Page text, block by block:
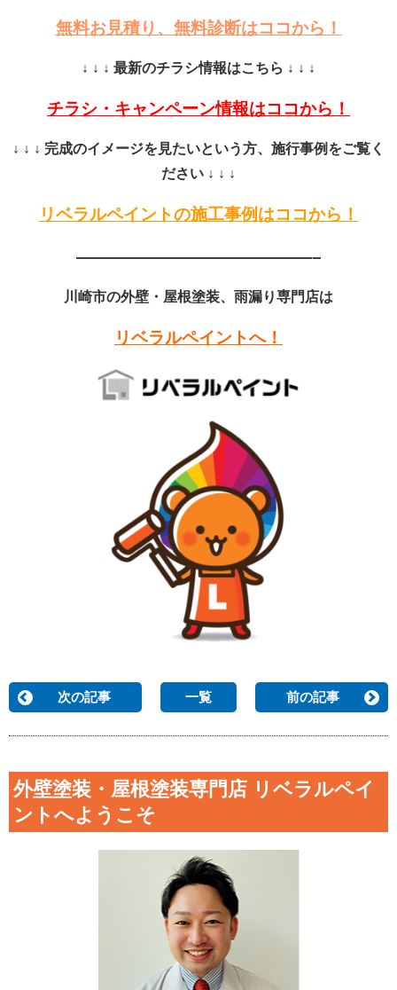
無料お見積り、無料診断はココから！
↓ ↓ ↓ 最新のチラシ情報はこちら ↓ ↓ ↓
チラシ・キャンペーン情報はココから！
↓ ↓ ↓ 完成のイメージを見たいという方、施行事例をご覧く
ださい ↓ ↓ ↓
リベラルペイントの施工事例はココから！
——————————————–
川崎市の外壁・屋根塗装、雨漏り専門店は
リベラルペイントへ！
次の記事 一覧 前の記事
外壁塗装・屋根塗装専門店 リベラルペイ
ントへようこそ